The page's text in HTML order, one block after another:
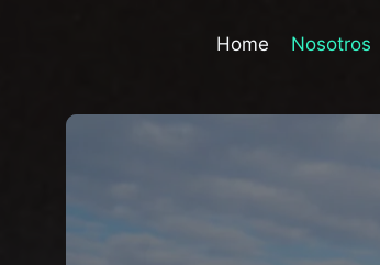
Home Nosotros